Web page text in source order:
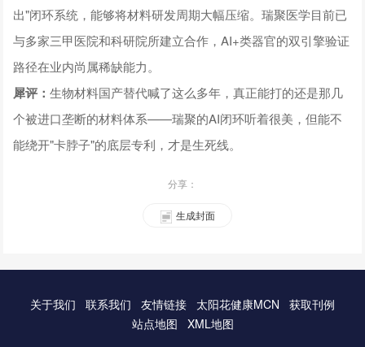
出"闭环系统，能够将材料研发周期大幅压缩。瑞聚医学目前已
与多家三甲医院和科研院所建立合作，AI+类器官的双引擎验证
路径在业内尚属稀缺能力。
犀评：生物材料国产替代喊了这么多年，真正能打的还是那几
个被进口垄断的材料体系——瑞聚的AI闭环听着很美，但能不
能绕开"卡脖子"的底层专利，才是生死线。
分享：
生成封面
关于我们 联系我们 友情链接 太阳花健康MCN
获取刊例
站点地图
XML地图